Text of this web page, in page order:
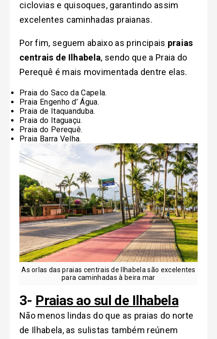
ciclovias e quisoques, garantindo assim
excelentes caminhadas praianas.
Por fim, seguem abaixo as principais praias
centrais de Ilhabela, sendo que a Praia do
Perequê é mais movimentada dentre elas.
Praia do Saco da Capela.
Praia Engenho d’ Água.
Praia de Itaquanduba.
Praia do Itaguaçu.
Praia do Perequê.
Praia Barra Velha.
As orlas das praias centrais de Ilhabela são excelentes
para caminhadas à beira mar
3- Praias ao sul de Ilhabela
Não menos lindas do que as praias do norte
de Ilhabela, as sulistas também reúnem